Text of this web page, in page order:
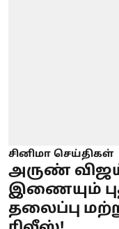
சினிமா செய்திகள்
அருண்
இணையும்
தலைப்பு